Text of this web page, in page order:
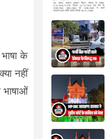
के
नहीं
भाषाओं